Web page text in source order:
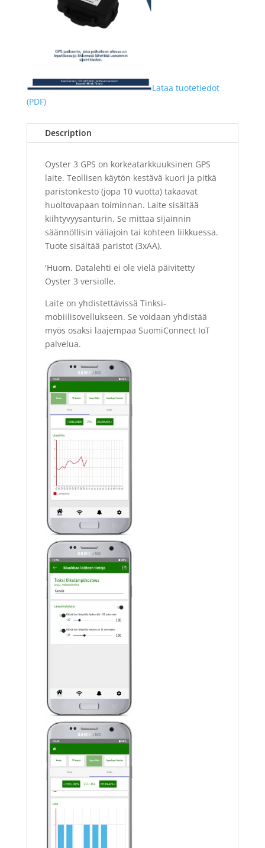
Lataa tuotetiedot
(PDF)
Description
Oyster 3 GPS on korkeatarkkuuksinen GPS
laite. Teollisen käytön kestävä kuori ja pitkä
paristonkesto (jopa 10 vuotta) takaavat
huoltovapaan toiminnan. Laite sisältää
kiihtyvyysanturin. Se mittaa sijainnin
säännöllisin väliajoin tai kohteen liikkuessa.
Tuote sisältää paristot (3xAA).
'Huom. Datalehti ei ole vielä päivitetty
Oyster 3 versiolle.
Laite on yhdistettävissä Tinksi-
mobiilisovellukseen. Se voidaan yhdistää
myös osaksi laajempaa SuomiConnect IoT
palvelua.